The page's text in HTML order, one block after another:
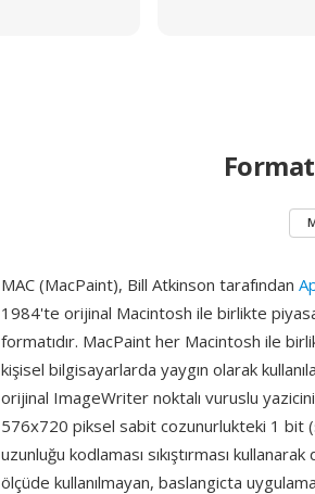
MAC (MacPaint), Bill Atkinson tarafından
1984'te orijinal Macintosh ile birlikte
formatıdır. MacPaint her Macintosh ile
kişisel bilgisayarlarda yaygın olarak
orijinal ImageWriter noktalı vuruslu
576x720 piksel sabit cozunurlukteki 1 bit
uzunluğu kodlaması sıkıştırması
ölçüde kullanılmayan, baslangicta